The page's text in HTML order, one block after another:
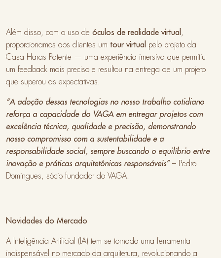
Além disso, com o uso de óculos de realidade virtual
proporcionamos aos clientes um tour virtual pelo projeto da
Casa Haras Patente — uma experiência imersiva que permitiu
um feedback mais preciso e resultou na entrega de um projeto
que superou as expectativas.
“A adoção dessas tecnologias no nosso trabalho cotidiano
reforça a capacidade do VAGA em entregar projetos com
excelência técnica, qualidade e precisão, demonstrando
nosso compromisso com a sustentabilidade e a
responsabilidade social, sempre buscando o equilíbrio entre
inovação e práticas arquitetônicas responsáveis” – Pedro
Domingues, sócio fundador do VAGA.
Novidades do Mercado
A Inteligência Artificial (IA) tem se tornado uma ferramenta
indispensável no mercado da arquitetura, revolucionando a